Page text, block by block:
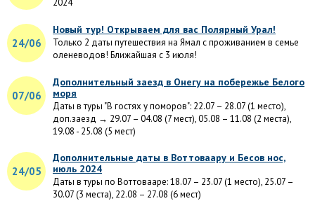
2024
24/06
Новый тур! Открываем для вас Полярный Урал!
Только 2 даты путешествия на Ямал с проживанием в семье
оленеводов! Ближайшая с 3 июля!
07/06
Дополнительный заезд в Онегу на побережье Белого
моря
Даты в туры "В гостях у поморов": 22.07 – 28.07 (1 место),
доп.заезд → 29.07 – 04.08 (7 мест), 05.08 – 11.08 (2 места),
19.08 - 25.08 (5 мест)
24/05
Дополнительные даты в Воттоваару и Бесов нос,
июль 2024
Даты в туры по Воттовааре: 18.07 – 23.07 (1 место), 25.07 –
30.07 (3 места), 22.08 – 27.08 (6 мест)